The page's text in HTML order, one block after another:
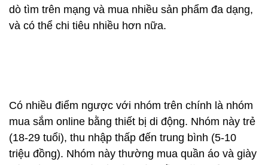
dò tìm trên mạng và mua nhiều sản phẩm đa dạng,
và có thể chi tiêu nhiều hơn nữa.
Có nhiều điểm ngược với nhóm trên chính là nhóm
mua sắm online bằng thiết bị di động. Nhóm này trẻ
(18-29 tuổi), thu nhập thấp đến trung bình (5-10
triệu đồng). Nhóm này thường mua quần áo và giày